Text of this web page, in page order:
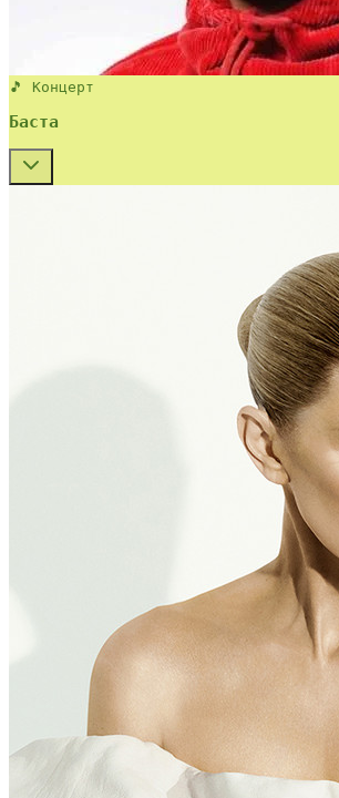
🎵 Концерт
Баста